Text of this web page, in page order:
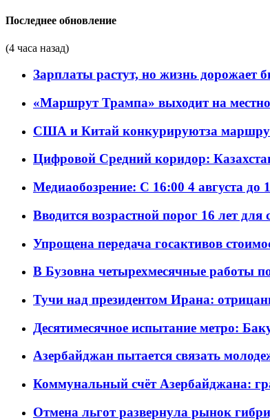
Последнее обновление
(4 часа назад)
Зарплаты растут, но жизнь дорожает
«Маршрут Трампа» выходит на
США и Китай конкурируютза
Цифровой Средний коридор:
Медиаобозрение: С 16:00 4 августа до
Вводится возрастной порог 16 лет для
Упрощена передача госактивов
В Бузовна четырехмесячные работы
Тучи над президентом Ирана:
Десятимесячное испытание метро:
Азербайджан пытается связать
Коммунальный счёт Азербайджана:
Отмена льгот развернула рынок